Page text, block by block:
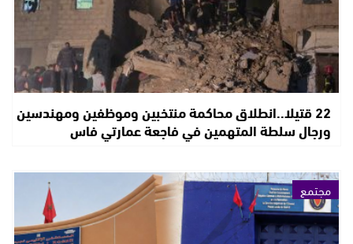
22 قتيلا..انطلاق محاكمة منتخبين وموظفين ومهندسين
ورجال سلطة المتهمين في فاجعة عمارتي فاس
مجتمع